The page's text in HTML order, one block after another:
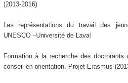
(2013-2016)
Les représentations du travail des
UNESCO –Université de Laval
Formation à la recherche des doctorants
conseil en orientation. Projet Erasmus